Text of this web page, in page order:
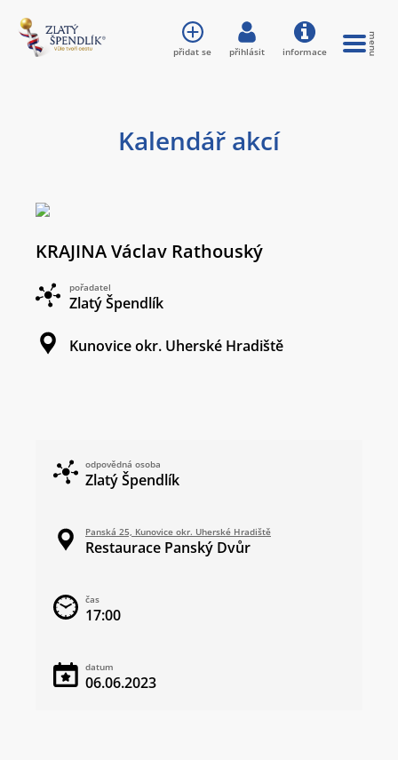
Kalendář akcí
KRAJINA Václav Rathouský
pořadatel
Zlatý Špendlík
Kunovice okr. Uherské Hradiště
odpovědná osoba
Zlatý Špendlík
Panská 25, Kunovice okr. Uherské Hradiště
Restaurace Panský Dvůr
čas
17:00
datum
06.06.2023
přidat se přihlásit informace